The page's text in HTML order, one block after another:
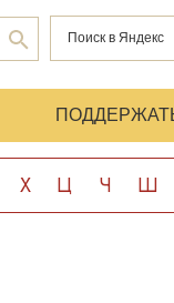
Х Ц Ч Ш